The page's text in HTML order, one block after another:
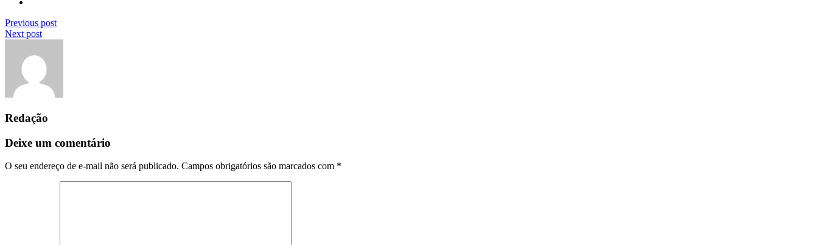
Previous post
Next post
Redação
Deixe um comentário
O seu endereço de e-mail não será publicado. Campos obrigatórios são marcados com *